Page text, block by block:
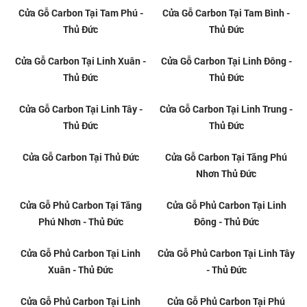
Thủ Đức
Thủ Đức